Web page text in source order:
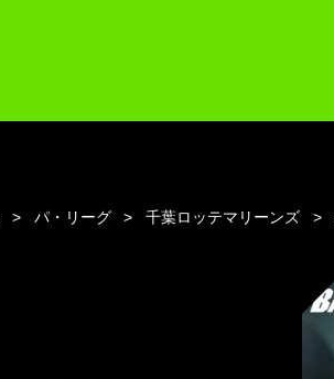
パ・リーグ 千葉ロッテマリーンズ